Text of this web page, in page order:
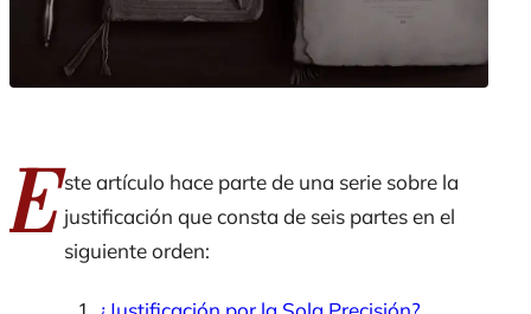
E ste artículo hace parte de una serie sobre la
justificación que consta de seis partes en el
siguiente orden: